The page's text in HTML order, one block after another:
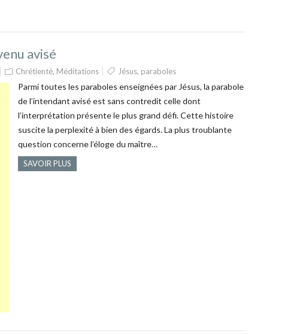
avisé
Chrétienté, Méditations Jésus, paraboles
Parmi toutes les paraboles enseignées par Jésus, la parabole
de l’intendant avisé est sans contredit celle dont
l’interprétation présente le plus grand défi. Cette histoire
suscite la perplexité à bien des égards. La plus troublante
question concerne l’éloge du maître…
SAVOIR PLUS